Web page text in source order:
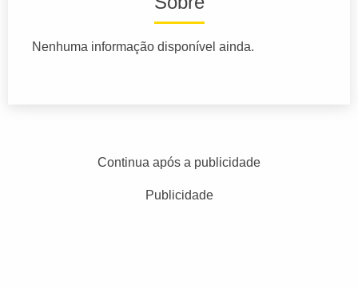
Nenhuma informação disponível ainda.
Continua após a publicidade
Publicidade